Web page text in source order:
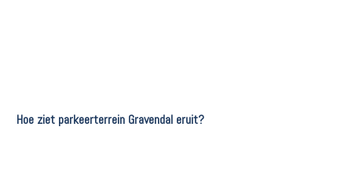
Hoe ziet parkeerterrein Gravendal eruit?